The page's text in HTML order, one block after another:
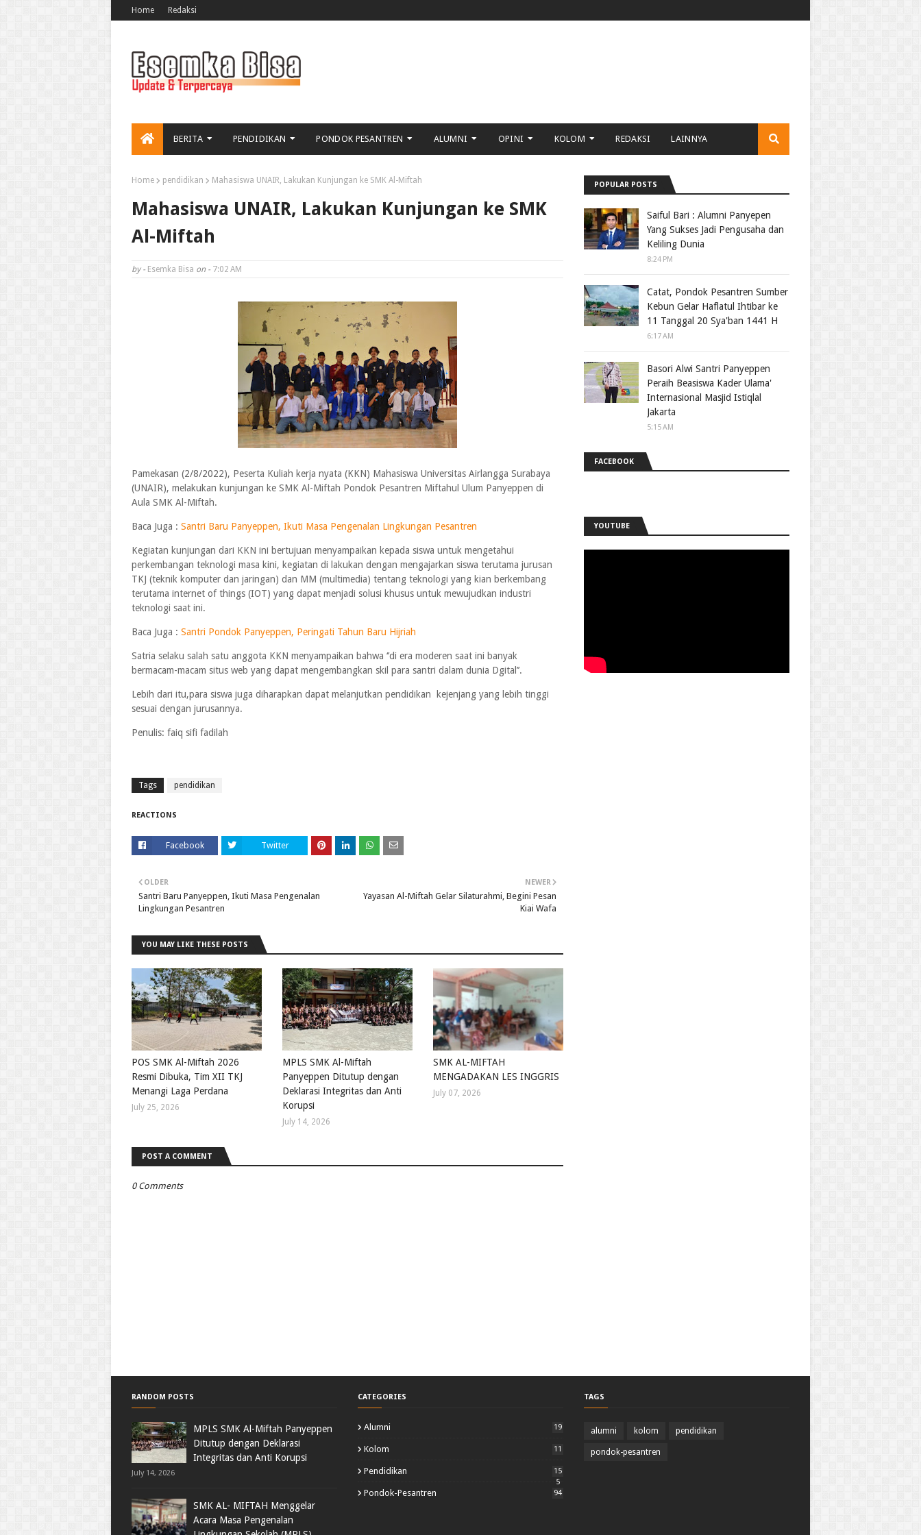
Home Redaksi
BERITA PENDIDIKAN PONDOK PESANTREN ALUMNI OPINI KOLOM REDAKSI LAINNYA
Home pendidikan Mahasiswa UNAIR, Lakukan Kunjungan ke SMK Al-Miftah
Mahasiswa UNAIR, Lakukan Kunjungan ke SMK
Al-Miftah
by - Esemka Bisa on - 7:02 AM
Pamekasan (2/8/2022), Peserta Kuliah kerja nyata (KKN) Mahasiswa Universitas Airlangga Surabaya
(UNAIR), melakukan kunjungan ke SMK Al-Miftah Pondok Pesantren Miftahul Ulum Panyeppen di
Aula SMK Al-Miftah.
Baca Juga : Santri Baru Panyeppen, Ikuti Masa Pengenalan Lingkungan Pesantren
Kegiatan kunjungan dari KKN ini bertujuan menyampaikan kepada siswa untuk mengetahui
perkembangan teknologi masa kini, kegiatan di lakukan dengan mengajarkan siswa terutama jurusan
TKJ (teknik komputer dan jaringan) dan MM (multimedia) tentang teknologi yang kian berkembang
terutama internet of things (IOT) yang dapat menjadi solusi khusus untuk mewujudkan industri
teknologi saat ini.
Baca Juga : Santri Pondok Panyeppen, Peringati Tahun Baru Hijriah
Satria selaku salah satu anggota KKN menyampaikan bahwa ‘’di era moderen saat ini banyak
bermacam-macam situs web yang dapat mengembangkan skil para santri dalam dunia Dgital’’.
Lebih dari itu,para siswa juga diharapkan dapat melanjutkan pendidikan kejenjang yang lebih tinggi
sesuai dengan jurusannya.
Penulis: faiq sifi fadilah
Tags pendidikan
REACTIONS
Facebook Twitter
NEWER
Yayasan Al-Miftah Gelar Silaturahmi, Begini Pesan
Kiai Wafa
OLDER
Santri Baru Panyeppen, Ikuti Masa Pengenalan
Lingkungan Pesantren
YOU MAY LIKE THESE POSTS
POS SMK Al-Miftah 2026
Resmi Dibuka, Tim XII TKJ
Menangi Laga Perdana
July 25, 2026
MPLS SMK Al-Miftah
Panyeppen Ditutup dengan
Deklarasi Integritas dan Anti
Korupsi
July 14, 2026
SMK AL-MIFTAH
MENGADAKAN LES INGGRIS
July 07, 2026
POST A COMMENT
0 Comments
POPULAR POSTS
Saiful Bari : Alumni Panyepen
Yang Sukses Jadi Pengusaha dan
Keliling Dunia
8:24 PM
Catat, Pondok Pesantren Sumber
Kebun Gelar Haflatul Ihtibar ke
11 Tanggal 20 Sya'ban 1441 H
6:17 AM
Basori Alwi Santri Panyeppen
Peraih Beasiswa Kader Ulama'
Internasional Masjid Istiqlal
Jakarta
5:15 AM
FACEBOOK
YOUTUBE
RANDOM POSTS
MPLS SMK Al-Miftah Panyeppen
Ditutup dengan Deklarasi
Integritas dan Anti Korupsi
July 14, 2026
SMK AL- MIFTAH Menggelar
Acara Masa Pengenalan
CATEGORIES
Alumni 19
Kolom 11
Pendidikan
15
5
Pondok-Pesantren 94
TAGS
alumni kolom pendidikan
pondok-pesantren